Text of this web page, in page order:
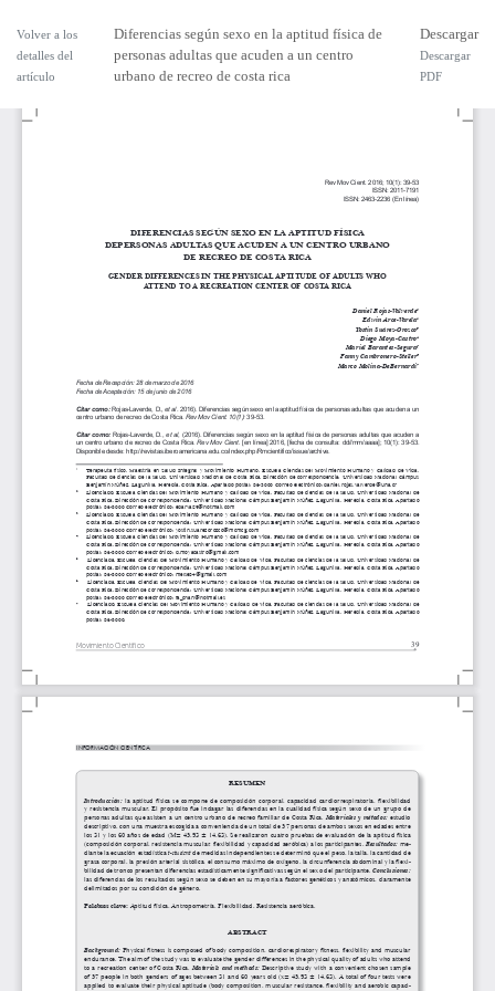
Volver a los
detalles del
artículo
Diferencias según sexo en la aptitud física de
personas adultas que acuden a un centro
urbano de recreo de costa rica
Descargar
Descargar
PDF